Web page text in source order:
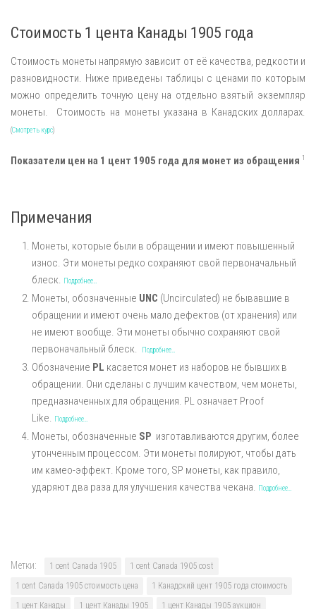
Стоимость 1 цента Канады 1905 года
Стоимость монеты напрямую зависит от её качества, редкости и
разновидности. Ниже приведены таблицы с ценами по которым
можно определить точную цену на отдельно взятый экземпляр
монеты. Стоимость на монеты указана в Канадских долларах.
(Смотреть курс)
Показатели цен на 1 цент 1905 года для монет из обращения 1
Примечания
Монеты, которые были в обращении и имеют повышенный
износ. Эти монеты редко сохраняют свой первоначальный
блеск.
Подробнее…
Монеты, обозначенные UNC (Uncirculated) не бывавшие в
обращении и имеют очень мало дефектов (от хранения) или
не имеют вообще. Эти монеты обычно сохраняют свой
первоначальный блеск.
Подробнее…
Обозначение PL касается монет из наборов не бывших в
обращении. Они сделаны с лучшим качеством, чем монеты,
предназначенных для обращения. PL означает Proof
Like.
Подробнее…
Монеты, обозначенные SP изготавливаются другим, более
утонченным процессом. Эти монеты полируют, чтобы дать
им камео-эффект. Кроме того, SP монеты, как правило,
ударяют два раза для улучшения качества чекана.
Подробнее…
Метки: 1 cent Canada 1905
1 cent Canada 1905 cost
1 cent Canada 1905 стоимость цена
1 Канадский цент 1905 года стоимость
1 цент Канады
1 цент Канады 1905 1 цент Канады 1905 аукцион